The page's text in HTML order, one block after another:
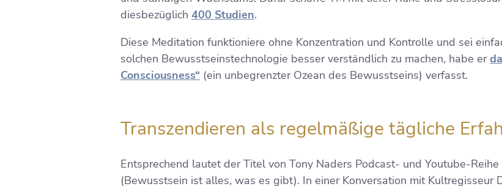
diesbezüglich 400 Studien.
Diese Meditation funktioniere ohne Konzentration und Kontrolle und sei
solchen Bewusstseinstechnologie besser verständlich zu machen, habe er
Consciousness“ (ein unbegrenzter Ozean des Bewusstseins) verfasst.
Transzendieren als regelmäßige tägliche
Entsprechend lautet der Titel von Tony Naders Podcast- und Youtube-Reihe
(Bewusstsein ist alles, was es gibt). In einer Konversation mit Kultregisseur